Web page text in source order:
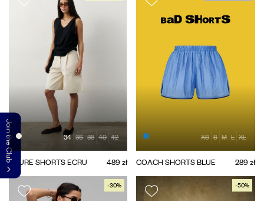
34 36 38 40 42
AZURE SHORTS ECRU 489 zł
XS S M L XL
COACH SHORTS BLUE 289 zł
-30% -50%
Join the Club